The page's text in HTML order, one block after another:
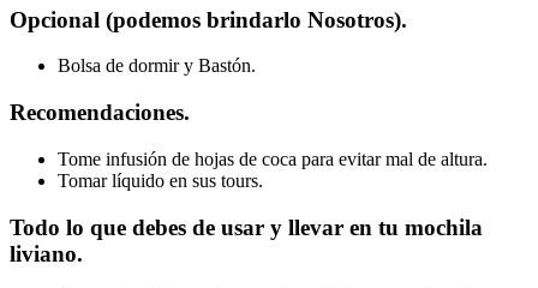
Opcional (podemos brindarlo Nosotros).
Bolsa de dormir y Bastón.
Recomendaciones.
Tome infusión de hojas de coca para evitar mal de altura.
Tomar líquido en sus tours.
Todo lo que debes de usar y llevar en tu mochila
liviano.